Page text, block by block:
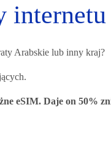
Arabskie lub inny kraj?
eSIM. Daje on 50%